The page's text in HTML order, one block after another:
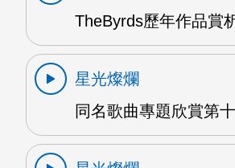
TheByrds歷年作品賞
星光燦爛
同名歌曲專題欣賞第